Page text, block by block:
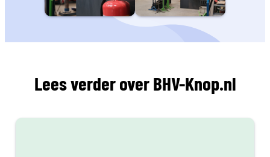
Lees verder over BHV-Knop.nl